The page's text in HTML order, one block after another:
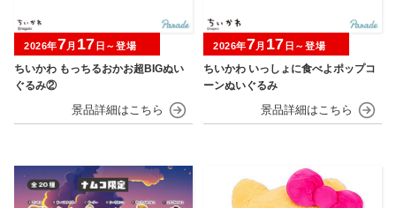
ちいかわ もっちるおかお超BIGぬい
ぐるみ②
2026年7月 17 日～登場
ちいかわ いっしょに食べよポップコ
ーンぬいぐるみ
2026年7月 17 日～登場